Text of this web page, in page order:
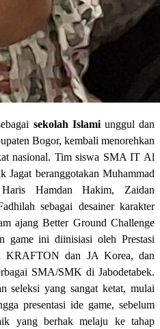
sekolah Islamiunggul dan
Bogor, kembali menorehkan
nasional. Tim siswa SMA IT Al
Jagat beranggotakan Muhammad
Hamdan Hakim, Zaidan
sebagai desainer karakter
ajang Better Ground Challenge
game ini diinisiasi oleh Prestasi
KRAFTON dan JA Korea, dan
SMA/SMK di Jabodetabek.
seleksi yang sangat ketat, mulai
presentasi ide game, sebelum
yang berhak melaju ke tahap